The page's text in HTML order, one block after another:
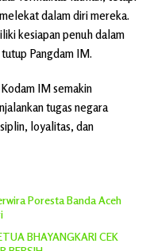
dalam diri mereka.
kesiapan penuh dalam
Pangdam IM.
IM semakin
tugas negara
loyalitas, dan
Poresta Banda Aceh
BHAYANGKARI CEK